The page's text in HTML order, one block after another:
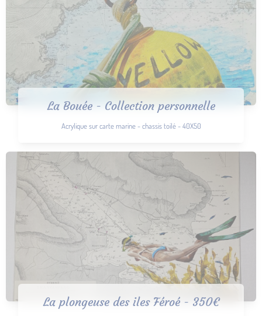
La Bouée - Collection personnelle
Acrylique sur carte marine - chassis toilé - 40X50
La plongeuse des iles Féroé - 350€